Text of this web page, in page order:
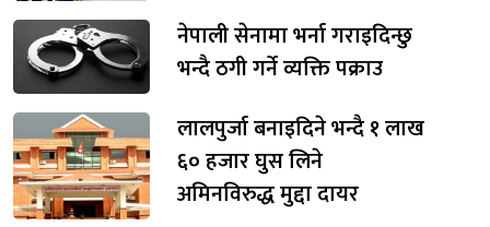
नेपाली सेनामा भर्ना गराइदिन्छु
भन्दै ठगी गर्ने व्यक्ति पक्राउ
लालपुर्जा बनाइदिने भन्दै १ लाख
६० हजार घुस लिने
अमिनविरुद्ध मुद्दा दायर